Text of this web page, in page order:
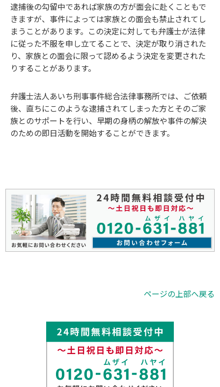
逮捕後の勾留中であれば家族の方が面会に赴くこともで
きますが、事件によっては家族との面会も禁止されてし
まうことがあります。この決定に対しても弁護士が法律
に従った不服を申し立てることで、決定が取り消された
り、家族との面会に限って認めるよう決定を変更された
りすることがあります。
弁護士法人あいち刑事事件総合法律事務所では、ご依頼
後、直ちにこのような逮捕されてしまった方とそのご家
族とのサポートを行い、早期の身柄の解放や事件の解決
のための即日活動を開始することができます。
ページの上部へ戻る